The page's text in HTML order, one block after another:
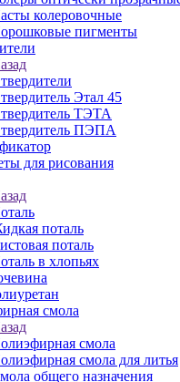
колеровочные
пигменты
Этал 45
ТЭТА
ПЭПА
для рисования
поталь
поталь
в хлопьях
смола
смола
смола для литья
общего назначения